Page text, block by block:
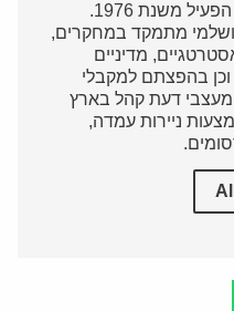
כוונת רווח, הפעיל משנת 1976.
מתמקד במחקרים,
מדיניים
וכן בהפצתם למקבלי
דעת קהל בארץ
ניירות עמדה,